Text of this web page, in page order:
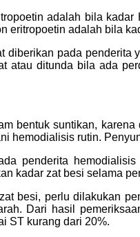
adalah bila
eritropoetin adalah bila
diberikan pada
atau ditunda bila ada
bentuk suntikan,
hemodialisis rutin.
penderita
kadar zat besi selama
besi, perlu dilakukan
Dari hasil
ST kurang dari 20%.